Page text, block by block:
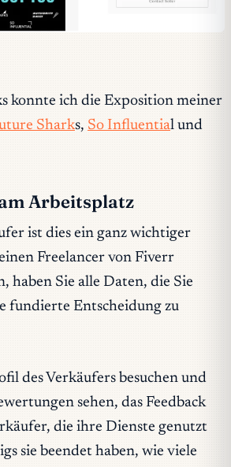
konnte ich die Exposition meiner
Sharks, So Influential und
Arbeitsplatz
ist dies ein ganz wichtiger
Freelancer von Fiverr
haben Sie alle Daten, die Sie
fundierte Entscheidung zu
des Verkäufers besuchen und
sehen, das Feedback
die ihre Dienste genutzt
sie beendet haben, wie viele